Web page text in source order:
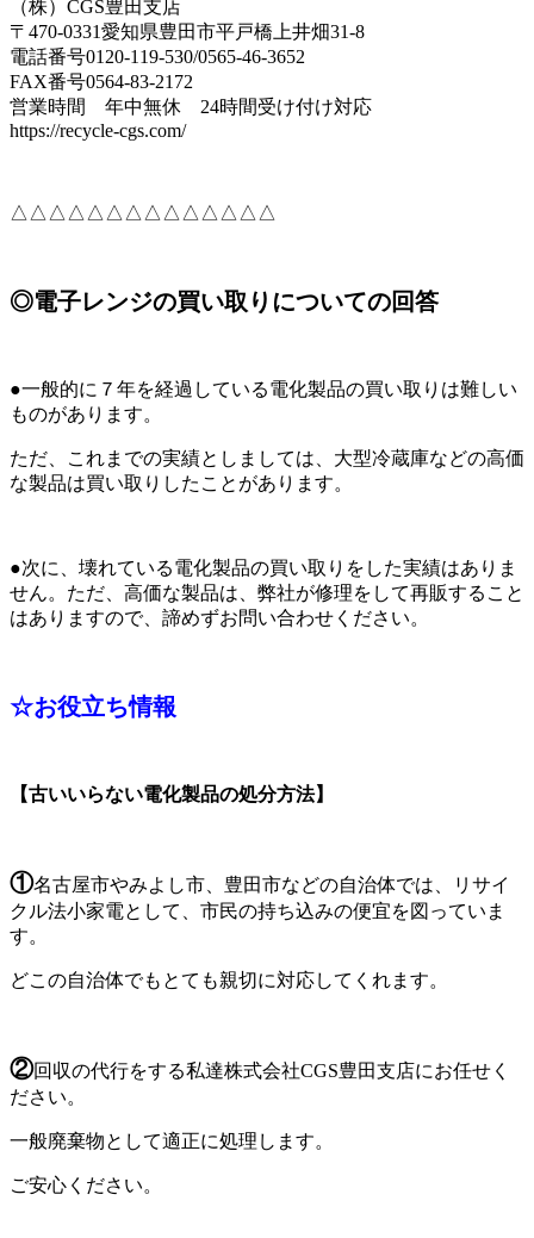
（株）CGS豊田支店
〒470-0331愛知県豊田市平戸橋上井畑31-8
電話番号0120-119-530/0565-46-3652
FAX番号0564-83-2172
営業時間 年中無休 24時間受け付け対応
https://recycle-cgs.com/
△△△△△△△△△△△△△△
◎電子レンジの買い取りについての回答
●一般的に７年を経過している電化製品の買い取りは難しい
ものがあります。
ただ、これまでの実績としましては、大型冷蔵庫などの高価
な製品は買い取りしたことがあります。
●次に、壊れている電化製品の買い取りをした実績はありま
せん。ただ、高価な製品は、弊社が修理をして再販すること
はありますので、諦めずお問い合わせください。
☆お役立ち情報
【古いいらない電化製品の処分方法】
①名古屋市やみよし市、豊田市などの自治体では、リサイ
クル法小家電として、市民の持ち込みの便宜を図っていま
す。
どこの自治体でもとても親切に対応してくれます。
②回収の代行をする私達株式会社CGS豊田支店にお任せく
ださい。
一般廃棄物として適正に処理します。
ご安心ください。